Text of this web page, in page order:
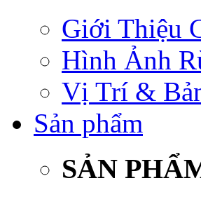
Giới Thiệu
Hình Ảnh
Vị Trí &
Sản phẩm
SẢN